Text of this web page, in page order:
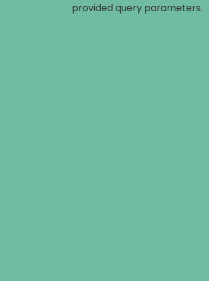
provided query parameters.